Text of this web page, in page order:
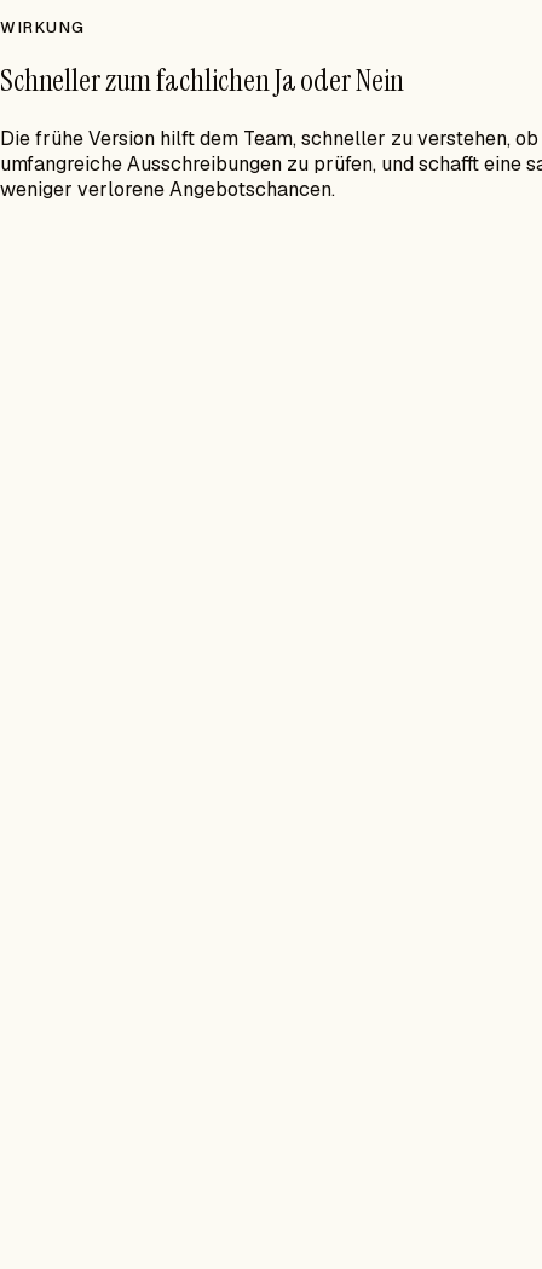
WIRKUNG
Schneller zum fachlichen Ja oder Nein
Die frühe Version hilft dem Team, schneller zu verstehen,
umfangreiche Ausschreibungen zu prüfen, und schafft
weniger verlorene Angebotschancen.